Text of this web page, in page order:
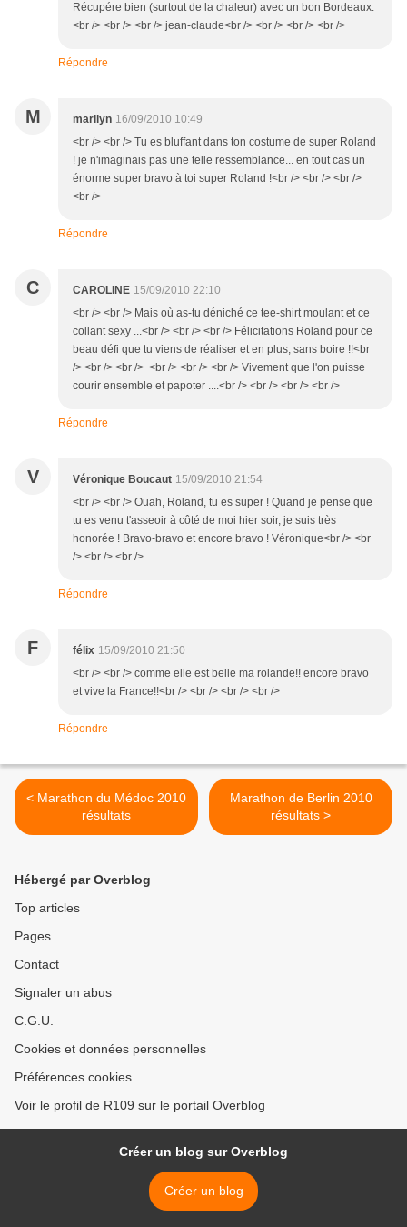
Récupére bien (surtout de la chaleur) avec un bon Bordeaux.
<br /> <br /> <br /> jean-claude<br /> <br /> <br /> <br />
Répondre
M marilyn 16/09/2010 10:49
<br /> <br /> Tu es bluffant dans ton costume de super Roland
! je n'imaginais pas une telle ressemblance... en tout cas un
énorme super bravo à toi super Roland !<br /> <br /> <br />
<br />
Répondre
C CAROLINE 15/09/2010 22:10
<br /> <br /> Mais où as-tu déniché ce tee-shirt moulant et ce
collant sexy ...<br /> <br /> <br /> Félicitations Roland pour ce
beau défi que tu viens de réaliser et en plus, sans boire !!<br
/> <br /> <br /> <br /> <br /> <br /> Vivement que l'on puisse
courir ensemble et papoter ....<br /> <br /> <br /> <br />
Répondre
V Véronique Boucaut 15/09/2010 21:54
<br /> <br /> Ouah, Roland, tu es super ! Quand je pense que
tu es venu t'asseoir à côté de moi hier soir, je suis très
honorée ! Bravo-bravo et encore bravo ! Véronique<br /> <br
/> <br /> <br />
Répondre
F félix 15/09/2010 21:50
<br /> <br /> comme elle est belle ma rolande!! encore bravo
et vive la France!!<br /> <br /> <br /> <br />
Répondre
< Marathon du Médoc 2010
résultats
Marathon de Berlin 2010
résultats >
Hébergé par Overblog
Top articles
Pages
Contact
Signaler un abus
C.G.U.
Cookies et données personnelles
Préférences cookies
Voir le profil de R109 sur le portail Overblog
Créer un blog sur Overblog
Créer un blog